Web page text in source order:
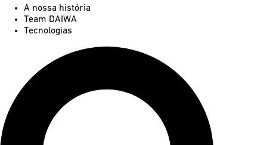
A nossa história
Team DAIWA
Tecnologias